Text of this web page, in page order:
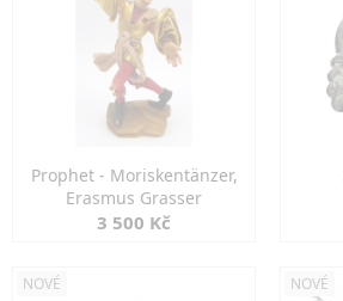
Prophet - Moriskentänzer,
Erasmus Grasser
3 500 Kč
NOVÉ NOVÉ